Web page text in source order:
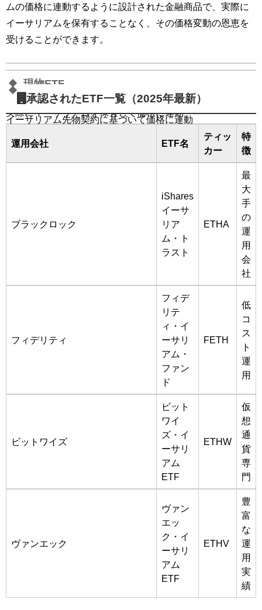
ムの価格に連動するように設計された金融商品で、実際に
イーサリアムを保有することなく、その価格変動の恩恵を
受けることができます。
現物ETF
実際にイーサリアムを保有して価格に連動
先物ETF
イーサリアム先物契約に基づいて価格に連動
承認されたETF一覧（2025年最新）
運用会社 ETF名
ティッ
カー
特
徴
ブラックロック
iShares
イーサ
リア
ム・ト
ラスト
ETHA
最
大
手
の
運
用
会
社
フィデリティ
フィデ
リテ
ィ・イ
ーサリ
アム・
ファン
ド
FETH
低
コ
ス
ト
運
用
ビットワイズ
ビット
ワイ
ズ・イ
ーサリ
アム
ETF
ETHW
仮
想
通
貨
専
門
ヴァンエック
ヴァン
エッ
ク・イ
ーサリ
アム
ETF
ETHV
豊
富
な
運
用
実
績